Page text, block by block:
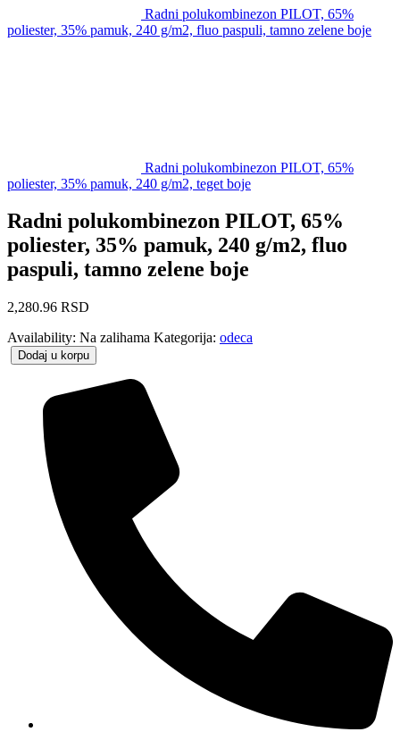
Radni polukombinezon PILOT, 65%
poliester, 35% pamuk, 240 g/m2, fluo paspuli, tamno zelene boje
Radni polukombinezon PILOT, 65%
poliester, 35% pamuk, 240 g/m2, teget boje
Radni polukombinezon PILOT, 65%
poliester, 35% pamuk, 240 g/m2, fluo
paspuli, tamno zelene boje
2,280.96 RSD
Availability: Na zalihama Kategorija: odeca
Dodaj u korpu